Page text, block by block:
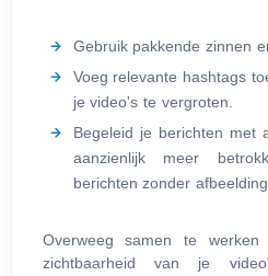
Gebruik pakkende zinnen
Voeg relevante hashtags
je video's te vergroten.
Begeleid je berichten met
aanzienlijk meer
berichten zonder
Overweeg samen te
zichtbaarheid van je